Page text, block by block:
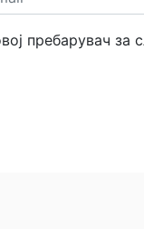
пребарувач за